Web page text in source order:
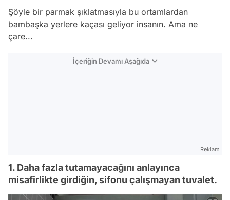
Şöyle bir parmak şıklatmasıyla bu ortamlardan
bambaşka yerlere kaçası geliyor insanın. Ama ne
çare...
İçeriğin Devamı Aşağıda
Reklam
1. Daha fazla tutamayacağını anlayınca
misafirlikte girdiğin, sifonu çalışmayan tuvalet.